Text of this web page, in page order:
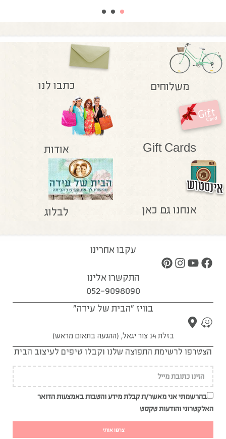
משלוחים כתבו לנו
Gift Cards אודות
אנחנו גם כאן לבלוג
עקבו אחרינו
התקשרו אלינו
052-9098090
בוויז "הבית של עידה"
בזלת 14 צור יגאל, (ההגעה בתאום מראש)
הצטרפו לרשימת התפוצה שלנו וקבלו טיפים לעיצוב הבית
בהרשמתי אני מאשר/ת קבלת מידע והטבות באמצעות הדואר
האלקטרוני והודעות טקסט
צרפו אותי